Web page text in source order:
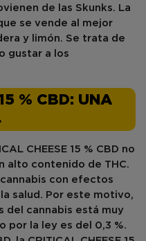
de las Skunks. La
que se vende al mejor
y limón. Se trata de
gustar a los
% CBD: UNA
CHEESE 15 % CBD no
alto contenido de THC.
con efectos
salud. Por este motivo,
del cannabis está muy
por la ley es del 0,3 %.